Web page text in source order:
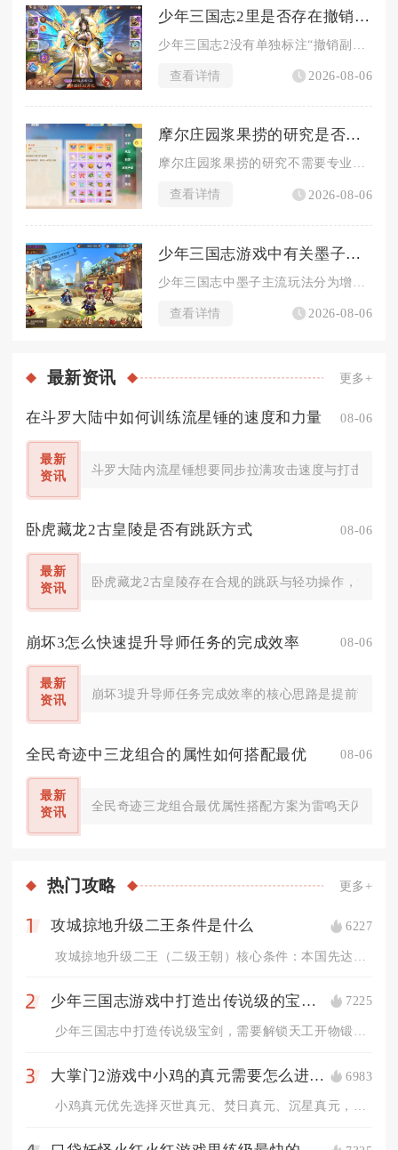
少年三国志2里是否存在撤销副将的选项
查看详情 2026-08-06
摩尔庄园浆果捞的研究是否需要专业知识
摩尔庄园浆果捞的研究不需要专业知识，普通玩家依托游戏内现有信...
查看详情 2026-08-06
少年三国志游戏中有关墨子的玩法有哪些
查看详情 2026-08-06
最新资讯 更多+
在斗罗大陆中如何训练流星锤的速度和力量 08-06
最新
资讯
斗罗大陆内流星锤想要同步拉满攻击速度与打击力
卧虎藏龙2古皇陵是否有跳跃方式 08-06
最新
资讯
卧虎藏龙2古皇陵存在合规的跳跃与轻功操作，无法
崩坏3怎么快速提升导师任务的完成效率 08-06
最新
资讯
崩坏3提升导师任务完成效率的核心思路是提前预览
全民奇迹中三龙组合的属性如何搭配最优 08-06
最新
资讯
全民奇迹三龙组合最优属性搭配方案为雷鸣天闪龙
热门攻略 更多+
攻城掠地升级二王条件是什么 6227
2 少年三国志游戏中打造出传说级的宝剑需要什么条件 7225
3 大掌门2游戏中小鸡的真元需要怎么进行选择 6983
小鸡真元优先选择灭世真元、焚日真元、沉星真元，PVP对抗高闪...